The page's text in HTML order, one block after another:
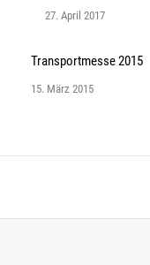
27. April 2017
Transportmesse 2015
15. März 2015